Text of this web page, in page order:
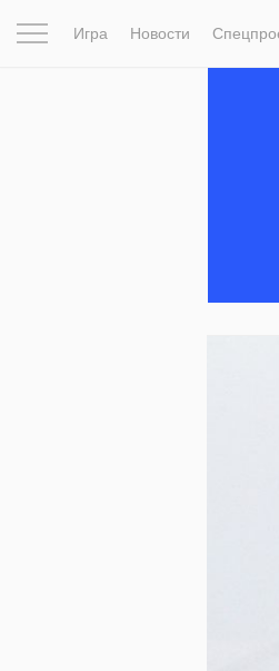
Игра Новости